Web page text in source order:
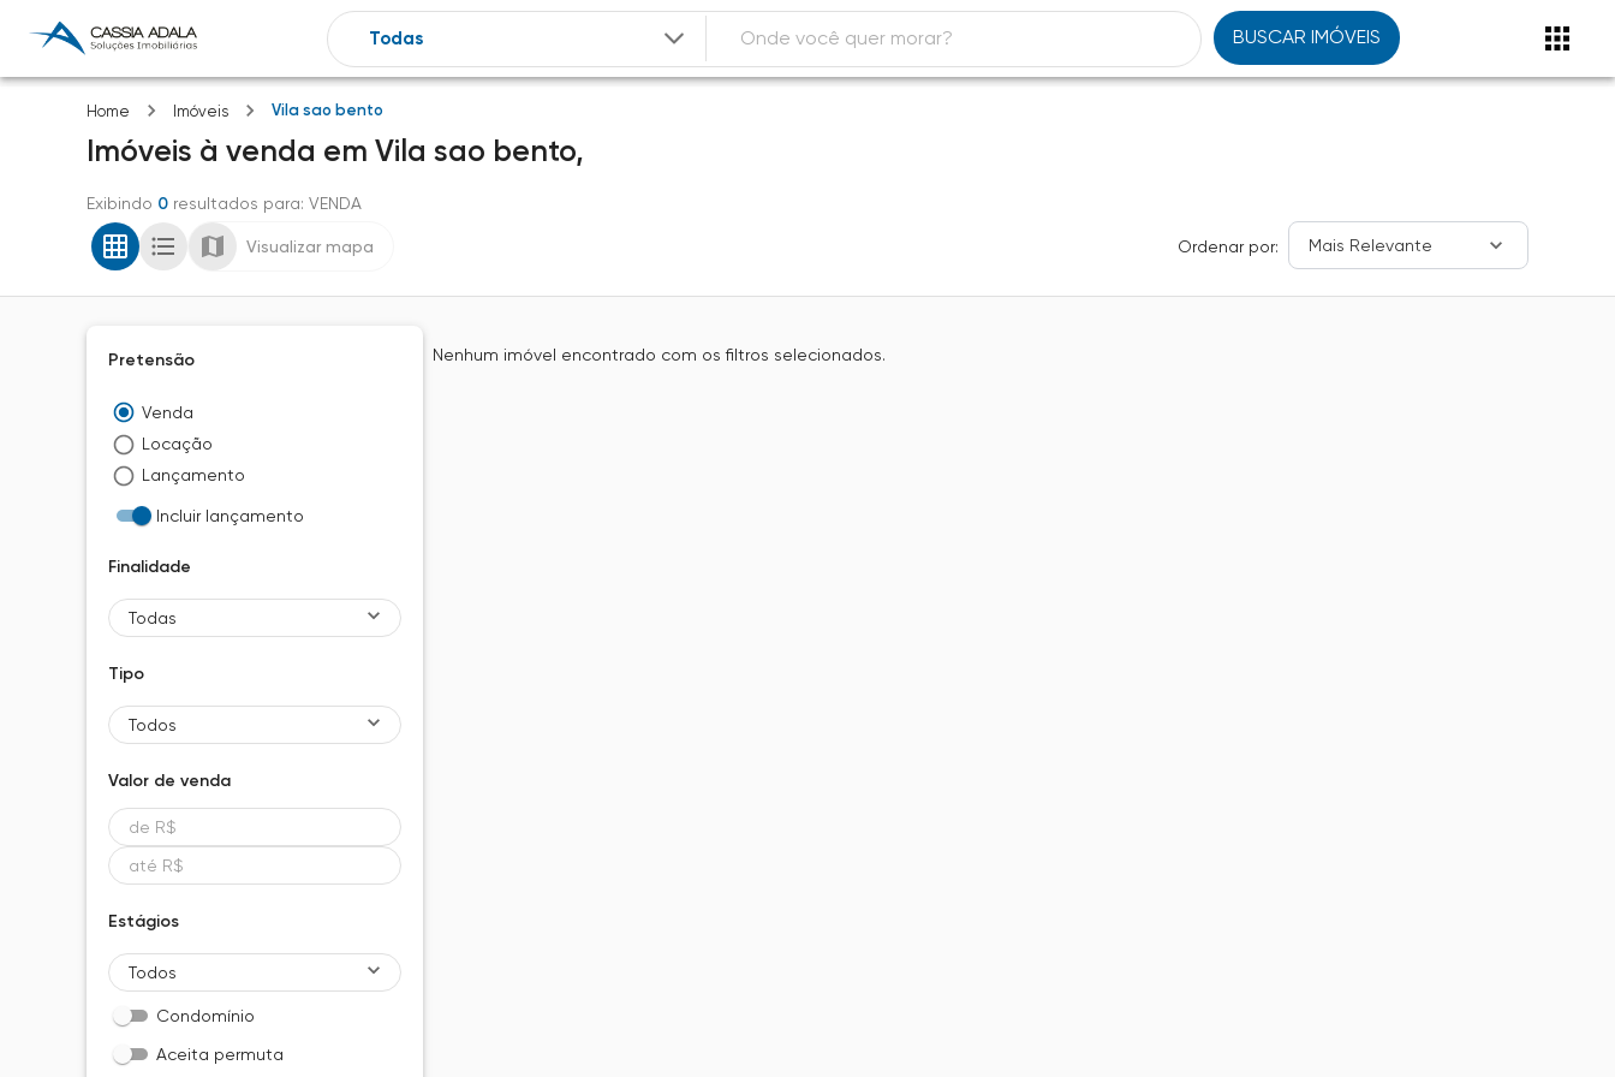
BUSCAR IMÓVEIS
Home Imóveis Vila sao bento
Imóveis à venda em Vila sao bento,
Exibindo 0 resultados para: VENDA
Visualizar mapa Ordenar por: Mais Relevante
Pretensão
Venda
Locação
Lançamento
Incluir lançamento
Finalidade
Todas
Tipo
Todos
Valor de venda
Estágios
Todos
Condomínio
Aceita permuta
Nenhum imóvel encontrado com os filtros selecionados.